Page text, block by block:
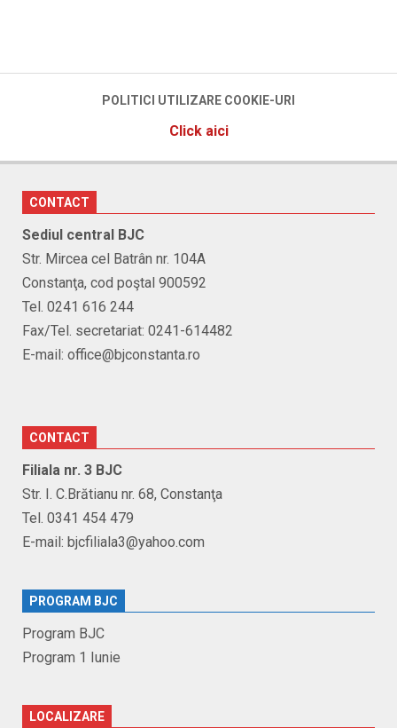
POLITICI UTILIZARE COOKIE-URI
Click aici
CONTACT
Sediul central BJC
Str. Mircea cel Batrân nr. 104A
Constanţa, cod poştal 900592
Tel. 0241 616 244
Fax/Tel. secretariat: 0241-614482
E-mail: office@bjconstanta.ro
CONTACT
Filiala nr. 3 BJC
Str. I. C.Brătianu nr. 68, Constanţa
Tel. 0341 454 479
E-mail: bjcfiliala3@yahoo.com
PROGRAM BJC
Program BJC
Program 1 Iunie
LOCALIZARE